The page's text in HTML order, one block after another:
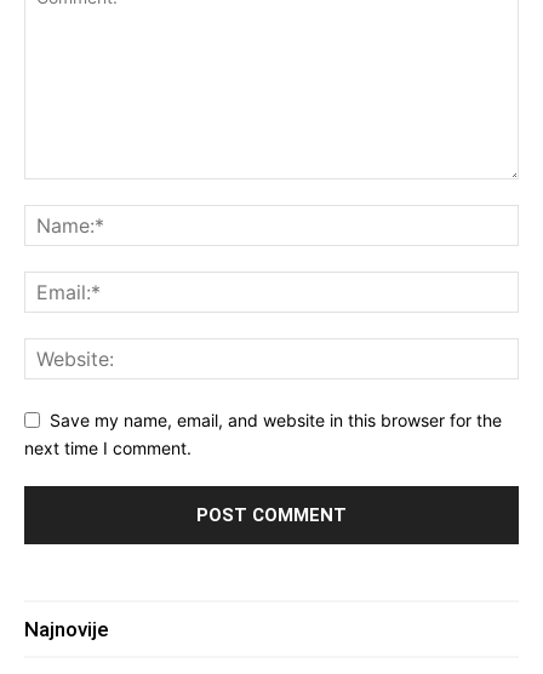
Save my name, email, and website in this browser for the
next time I comment.
Najnovije